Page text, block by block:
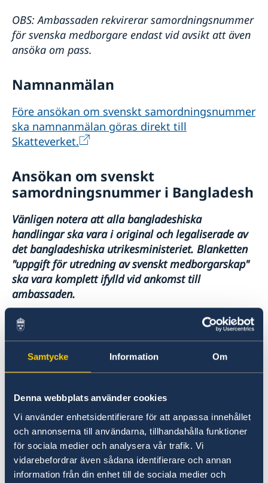
Samtycke Information Om
Denna webbplats använder cookies
Vi använder enhetsidentifierare för att anpassa innehållet
och annonserna till användarna, tillhandahålla funktioner
för sociala medier och analysera vår trafik. Vi
vidarebefordrar även sådana identifierare och annan
information från din enhet till de sociala medier och
Lagar och sedvänjor
Kriminalitet och personlig säkerhet
Trafiksäkerhet
OBS: Ambassaden rekvirerar samordningsnummer
för svenska medborgare endast vid avsikt att även
ansöka om pass.
Namnanmälan
Före ansökan om svenskt samordningsnummer
ska namnanmälan göras direkt till
Skatteverket.
Ansökan om svenskt
samordningsnummer i Bangladesh
Vänligen notera att alla bangladeshiska
handlingar ska vara i original och legaliserade av
det bangladeshiska utrikesministeriet. Blanketten
"uppgift för utredning av svenskt medborgarskap"
ska vara komplett ifylld vid ankomst till
ambassaden.
Om ansökande är under 18 år måste minst
en av föräldrarna personligen inställa sig
på ambassaden tillsammans med barnet
detta är den svenska medborgaren. Om
den svenska medborgaren är bosatt i
Sverige krävs istället besök hos svensk
polismyndighet för uppvisande av giltig